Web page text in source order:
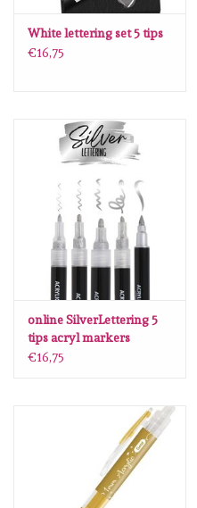
papier (blokjes) &
embellishments
Mixed Media
diversen
embossingpoeders
inkleurbenodigdheden
Lint
stansmachine en toebehoren
White lettering set 5 tips
€16,75
online SilverLettering 5
tips acryl markers
€16,75